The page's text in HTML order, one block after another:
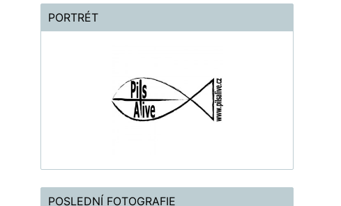
PORTRÉT
POSLEDNÍ FOTOGRAFIE